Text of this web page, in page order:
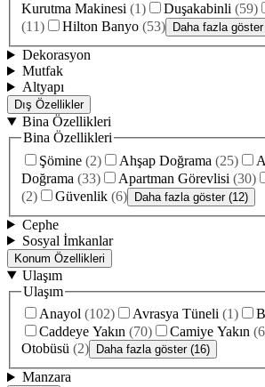
Kurutma Makinesi (1) Duşakabinli (59)
(11) Hilton Banyo (53) Daha fazla
Dekorasyon
Mutfak
Altyapı
Dış Özellikler
Bina Özellikleri
Bina Özellikleri
Şömine (2) Ahşap Doğrama (25)
Doğrama (33) Apartman Görevlisi (30)
(2) Güvenlik (6) Daha fazla göster (12)
Cephe
Sosyal İmkanlar
Konum Özellikleri
Ulaşım
Ulaşım
Anayol (102) Avrasya Tüneli (1)
Caddeye Yakın (70) Camiye Yakın (
Otobüsü (2) Daha fazla göster (16)
Manzara